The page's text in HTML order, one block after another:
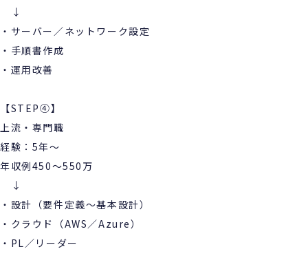
↓
・サーバー／ネットワーク設定
・手順書作成
・運用改善
【STEP④】
上流・専門職
経験：5年～
年収例450～550万
↓
・設計（要件定義～基本設計）
・クラウド（AWS／Azure）
・PL／リーダー